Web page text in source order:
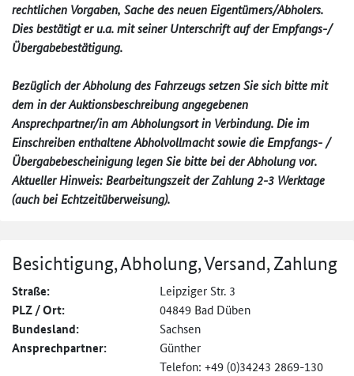
rechtlichen Vorgaben, Sache des neuen Eigentümers/Abholers.
Dies bestätigt er u.a. mit seiner Unterschrift auf der Empfangs-/
Übergabebestätigung.
Bezüglich der Abholung des Fahrzeugs setzen Sie sich bitte mit
dem in der Auktionsbeschreibung angegebenen
Ansprechpartner/in am Abholungsort in Verbindung. Die im
Einschreiben enthaltene Abholvollmacht sowie die Empfangs- /
Übergabebescheinigung legen Sie bitte bei der Abholung vor.
Aktueller Hinweis: Bearbeitungszeit der Zahlung 2-3 Werktage
(auch bei Echtzeitüberweisung).
Besichtigung, Abholung, Versand, Zahlung
Straße: Leipziger Str. 3
PLZ / Ort: 04849 Bad Düben
Bundesland: Sachsen
Ansprechpartner:
Günther
Telefon: +49 (0)34243 2869-130